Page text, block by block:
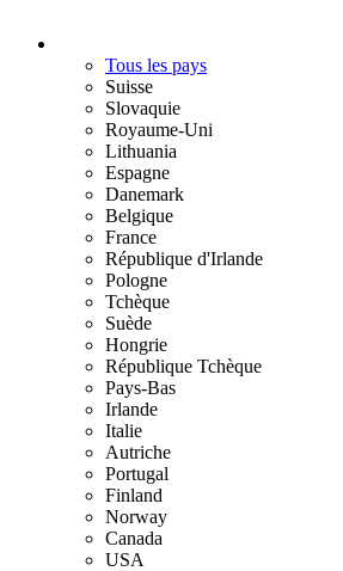
Tous les pays
Suisse
Slovaquie
Royaume-Uni
Lithuania
Espagne
Danemark
Belgique
France
République d'Irlande
Pologne
Tchèque
Suède
Hongrie
République Tchèque
Pays-Bas
Irlande
Italie
Autriche
Portugal
Finland
Norway
Canada
USA